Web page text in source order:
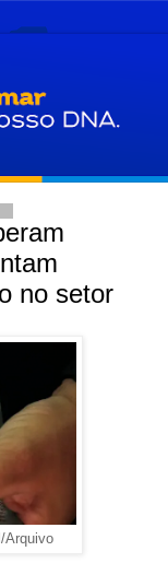
no setor
Arquivo